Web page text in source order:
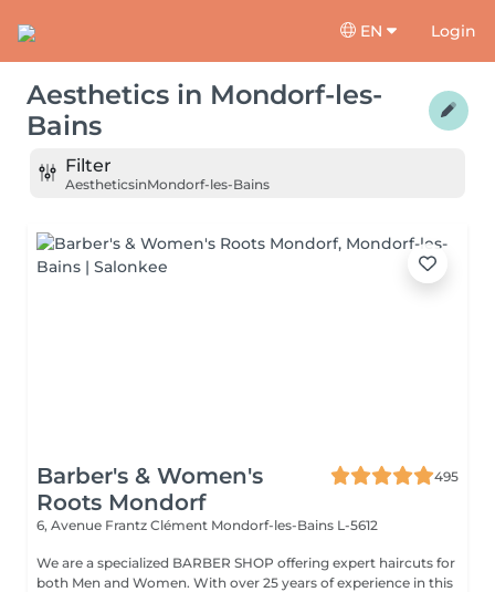
EN Login
Aesthetics in Mondorf-les-
Bains
Filter
AestheticsinMondorf-les-Bains
Barber's & Women's
Roots Mondorf
495
6, Avenue Frantz Clément Mondorf-les-Bains L-5612
We are a specialized BARBER SHOP offering expert haircuts for
both Men and Women. With over 25 years of experience in this